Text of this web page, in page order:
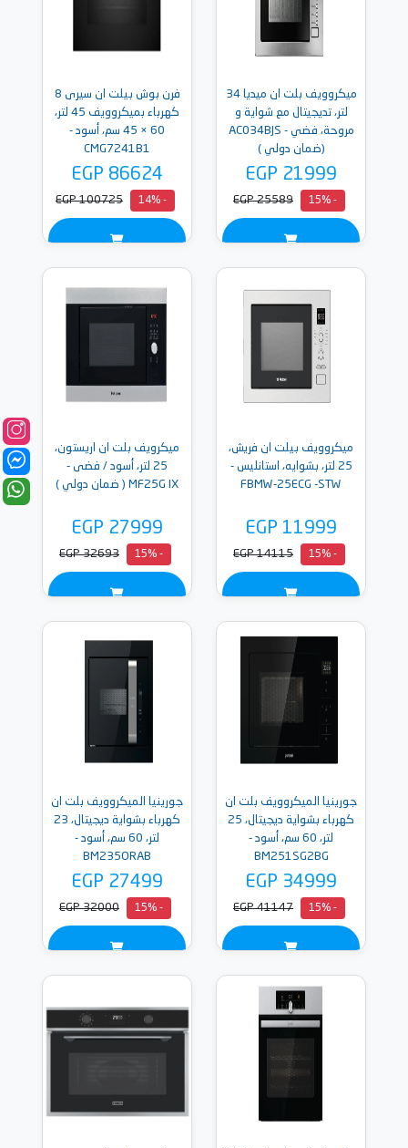
ميكروويف بلت ان ميديا 34
لتر، تديجيتال مع شواية و
مروحة، فضي - AC034BJS
(ضمان دولي )
EGP 21999
- 15%
EGP 25589
فرن بوش بيلت ان سيرى 8
كهرباء بميكروويف 45 لتر،
60 × 45 سم، أسود -
CMG7241B1
EGP 86624
- 14%
EGP 100725
ميكروويف بيلت ان فريش،
25 لتر، بشوايه، استانليس -
FBMW-25ECG -STW
EGP 11999
- 15%
EGP 14115
ميكرويف بلت ان اريستون،
25 لتر، أسود / فضى -
MF25G IX ( ضمان دولي )
EGP 27999
- 15%
EGP 32693
جورينيا الميكروويف بلت ان
كهرباء بشواية ديجيتال، 25
لتر، 60 سم، أسود -
BM251SG2BG
EGP 34999
- 15%
EGP 41147
جورينيا الميكروويف بلت ان
كهرباء بشواية ديجيتال، 23
لتر، 60 سم، أسود -
BM235ORAB
EGP 27499
- 15%
EGP 32000